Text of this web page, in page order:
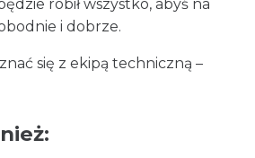
robił wszystko, abyś na
i dobrze.
się z ekipą techniczną –